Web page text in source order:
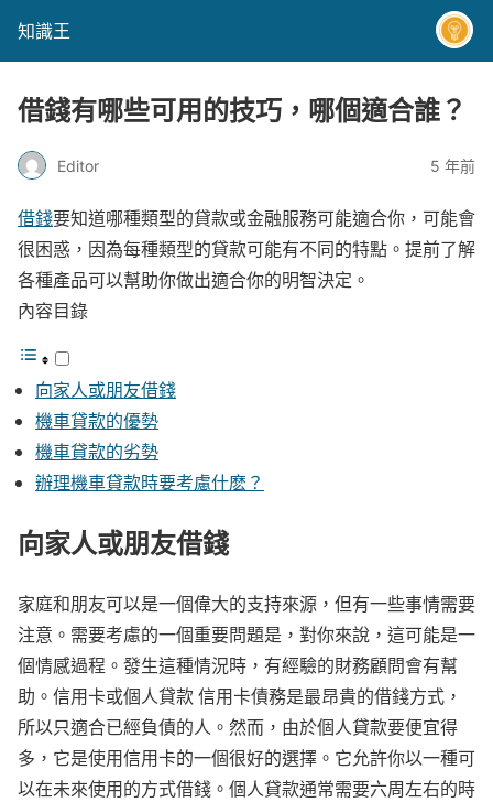
知識王
借錢有哪些可用的技巧，哪個適合誰？
Editor 5 年前
借錢要知道哪種類型的貸款或金融服務可能適合你，可能會
很困惑，因為每種類型的貸款可能有不同的特點。提前了解
各種產品可以幫助你做出適合你的明智決定。
內容目錄
向家人或朋友借錢
機車貸款的優勢
機車貸款的劣勢
辦理機車貸款時要考慮什麽？
向家人或朋友借錢
家庭和朋友可以是一個偉大的支持來源，但有一些事情需要
注意。需要考慮的一個重要問題是，對你來說，這可能是一
個情感過程。發生這種情況時，有經驗的財務顧問會有幫
助。信用卡或個人貸款 信用卡債務是最昂貴的借錢方式，
所以只適合已經負債的人。然而，由於個人貸款要便宜得
多，它是使用信用卡的一個很好的選擇。它允許你以一種可
以在未來使用的方式借錢。個人貸款通常需要六周左右的時